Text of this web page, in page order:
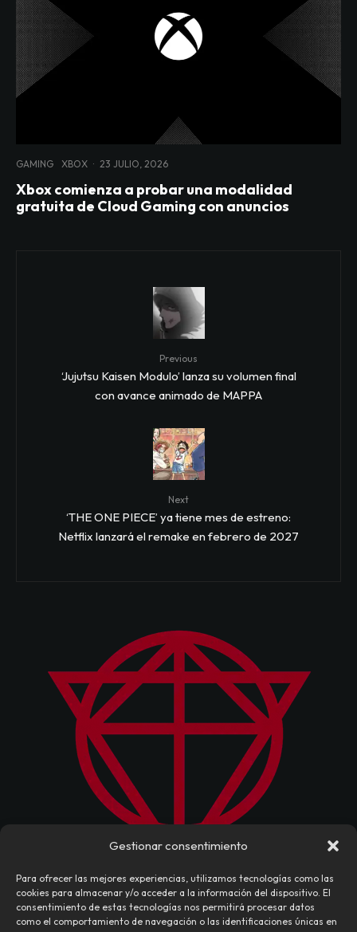
Gestionar consentimiento
Para ofrecer las mejores experiencias, utilizamos tecnologías como las
cookies para almacenar y/o acceder a la información del dispositivo. El
consentimiento de estas tecnologías nos permitirá procesar datos
como el comportamiento de navegación o las identificaciones únicas en
GAMING XBOX · 23 JULIO, 2026
Xbox comienza a probar una modalidad
gratuita de Cloud Gaming con anuncios
Previous
‘Jujutsu Kaisen Modulo’ lanza su volumen final
con avance animado de MAPPA
Next
‘THE ONE PIECE’ ya tiene mes de estreno:
Netflix lanzará el remake en febrero de 2027